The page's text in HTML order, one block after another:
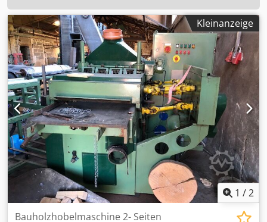
Kleinanzeige
1 /2
Bauholzhobelmaschine 2- Seiten